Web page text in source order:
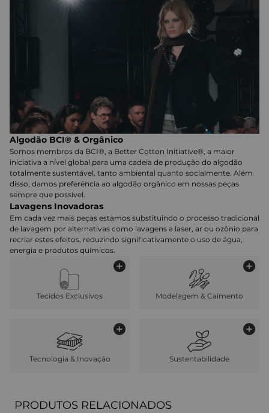
Algodão BCI® & Orgânico
Somos membros da BCI®, a Better Cotton Initiative®, a maior
iniciativa a nível global para uma cadeia de produção do algodão
totalmente sustentável, tanto ambiental quanto socialmente. Além
disso, damos preferência ao algodão orgânico em nossas peças
sempre que possível.
Lavagens Inovadoras
Em cada vez mais peças estamos substituindo o processo tradicional
de lavagem por alternativas como lavagens a laser, ar ou ozônio para
recriar estes efeitos, reduzindo significativamente o uso de água,
energia e produtos químicos.
Tecidos Exclusivos Modelagem & Caimento
Tecnologia & Inovação Sustentabilidade
PRODUTOS RELACIONADOS